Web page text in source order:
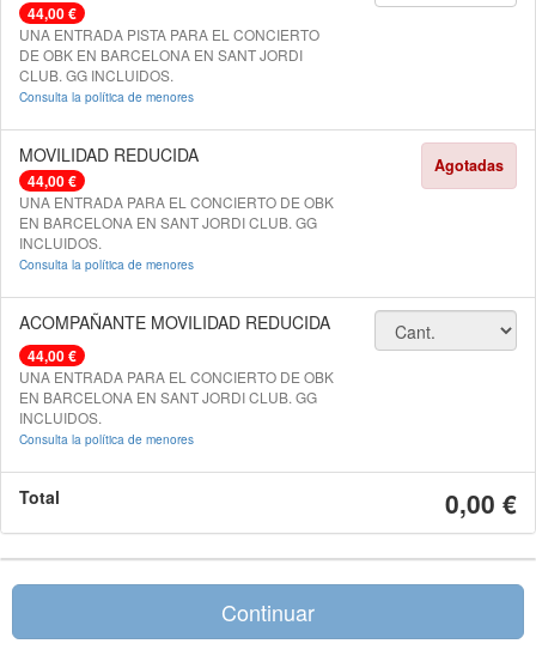
44,00 €
UNA ENTRADA PISTA PARA EL CONCIERTO
DE OBK EN BARCELONA EN SANT JORDI
CLUB. GG INCLUIDOS.
Consulta la política de menores
MOVILIDAD REDUCIDA
44,00 €
UNA ENTRADA PARA EL CONCIERTO DE OBK
EN BARCELONA EN SANT JORDI CLUB. GG
INCLUIDOS.
Consulta la política de menores
Agotadas
ACOMPAÑANTE MOVILIDAD REDUCIDA
44,00 €
UNA ENTRADA PARA EL CONCIERTO DE OBK
EN BARCELONA EN SANT JORDI CLUB. GG
INCLUIDOS.
Consulta la política de menores
Total 0,00 €
Continuar